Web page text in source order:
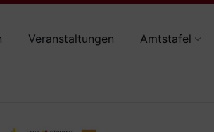
Veranstaltungen Amtstafel